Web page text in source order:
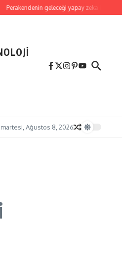
Perakendenin geleceği yapay zeka ile yazıldı
Ağustos 8, 2026